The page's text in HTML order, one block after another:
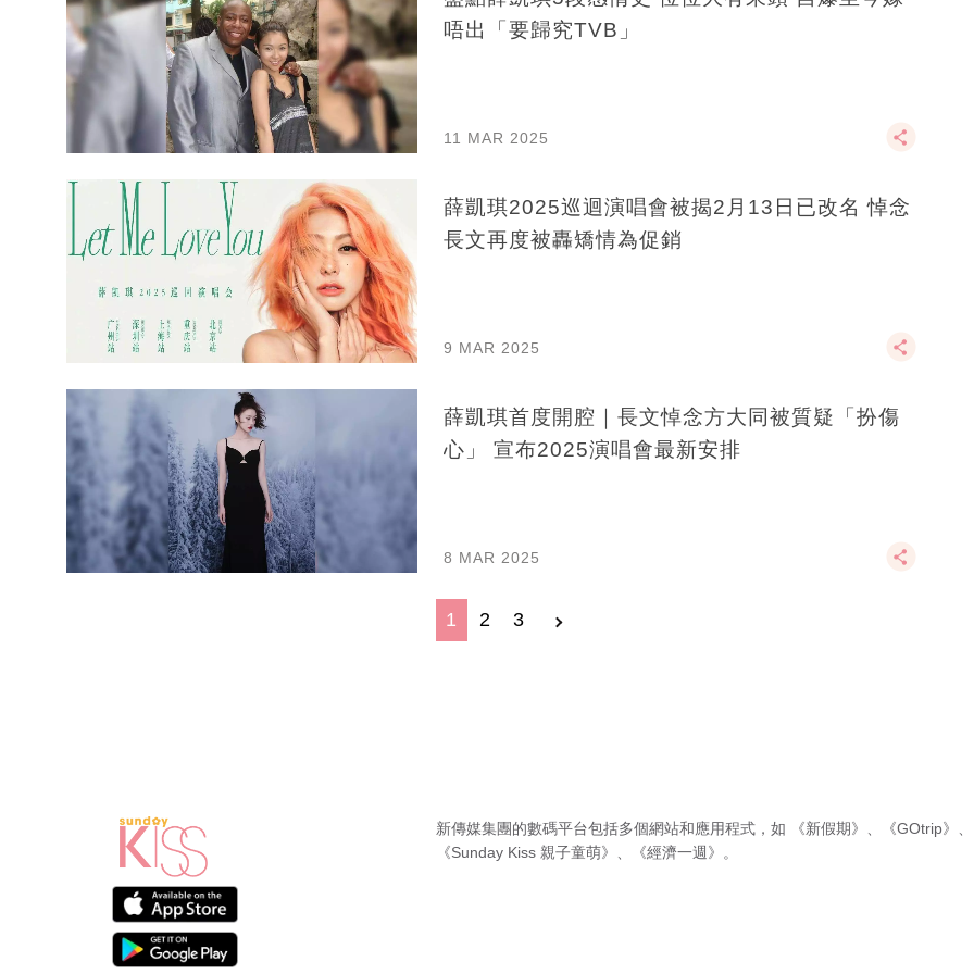
唔出「要歸究TVB」
11 MAR 2025
薛凱琪2025巡迴演唱會被揭2月13日已改名 悼念
長文再度被轟矯情為促銷
9 MAR 2025
薛凱琪首度開腔｜長文悼念方大同被質疑「扮傷
心」 宣布2025演唱會最新安排
8 MAR 2025
1 2 3
新傳媒集團的數碼平台包括多個網站和應用程式，如 《新假期》 《GOtrip》
《Sunday Kiss 親子童萌》
《經濟一週》 。